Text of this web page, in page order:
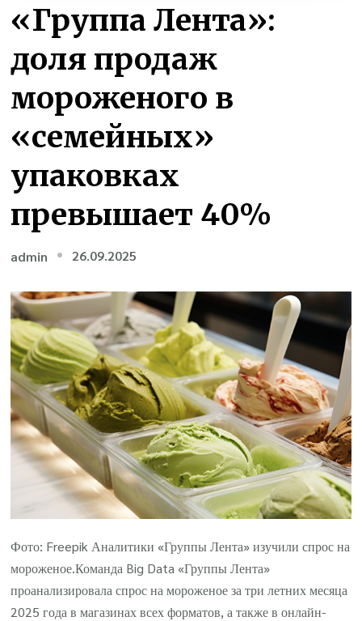
«Группа Лента»:
доля продаж
мороженого в
«семейных»
упаковках
превышает 40%
admin 26.09.2025
Фото: Freepik Аналитики «Группы Лента» изучили спрос на
мороженое.Команда Big Data «Группы Лента»
проанализировала спрос на мороженое за три летних месяца
2025 года в магазинах всех форматов, а также в онлайн-